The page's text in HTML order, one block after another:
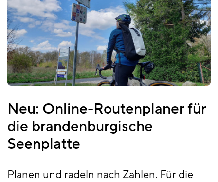
Neu: Online-Routenplaner für
die brandenburgische
Seenplatte
Planen und radeln nach Zahlen. Für die